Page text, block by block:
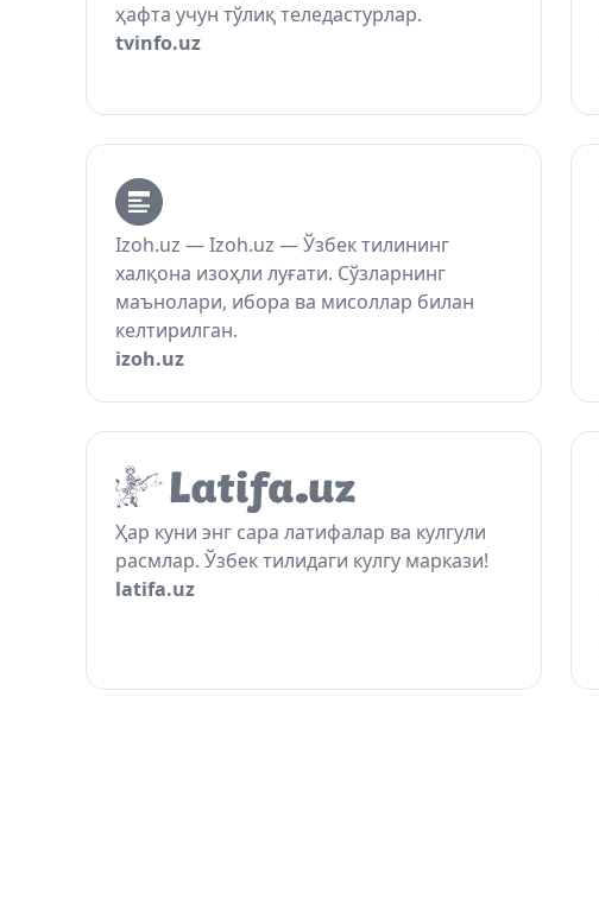
ҳафта учун тўлиқ теледастурлар.
tvinfo.uz
Izoh.uz — Izoh.uz — Ўзбек тилининг
халқона изоҳли луғати. Сўзларнинг
маънолари, ибора ва мисоллар билан
келтирилган.
izoh.uz
Ҳар куни энг сара латифалар ва кулгули
расмлар. Ўзбек тилидаги кулгу маркази!
latifa.uz